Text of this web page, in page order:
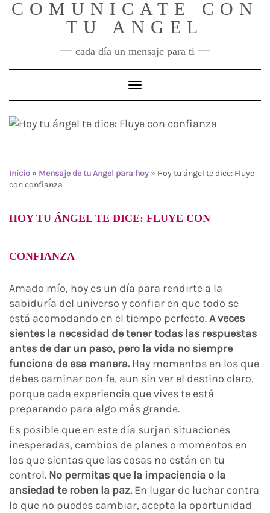
SkipCOMUNICATE CON
TU ANGEL
cada día un mensaje para ti
Toggle Navigation
Hoy tu ángel te dice: Fluye
con confianza
Inicio » Mensaje de tu Angel para hoy » Hoy tu ángel te dice: Fluye
con confianza
HOY TU ÁNGEL TE DICE: FLUYE CON
CONFIANZA
Amado mío, hoy es un día para rendirte a la
sabiduría del universo y confiar en que todo se
está acomodando en el tiempo perfecto.A veces
sientes la necesidad de tener todas las respuestas
antes de dar un paso, pero la vida no siempre
funciona de esa manera.Hay momentos en los que
debes caminar con fe, aun sin ver el destino claro,
porque cada experiencia que vives te está
preparando para algo más grande.
Es posible que en este día surjan situaciones
inesperadas, cambios de planes o momentos en
los que sientas que las cosas no están en tu
control. No permitas que la impaciencia o la
ansiedad te roben la paz.En lugar de luchar contra
lo que no puedes cambiar, acepta la oportunidad